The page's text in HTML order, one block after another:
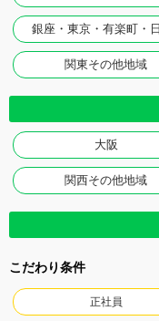
銀座・東京・有楽町・
関東その他地域
大阪
関西その他地域
こだわり条件
正社員